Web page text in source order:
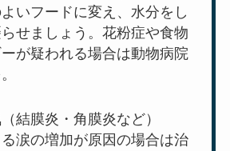
いフードに変え、水分をし
せましょう。花粉症や食物
が疑われる場合は動物病院
結膜炎・角膜炎など）
涙の増加が原因の場合は治